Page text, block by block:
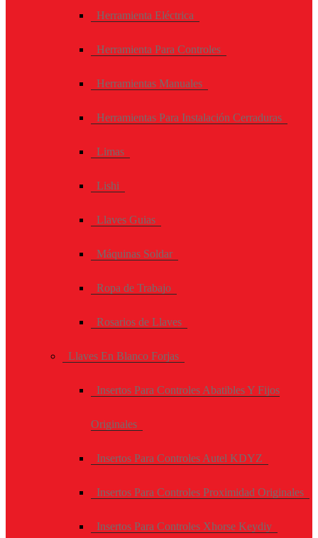
Herramienta Eléctrica
Herramienta Para Controles
Herramientas Manuales
Herramientas Para Instalación Cerraduras
Limas
Lishi
Llaves Guias
Máquinas Soldar
Ropa de Trabajo
Rosarios de Llaves
Llaves En Blanco Forjas
Insertos Para Controles Abatibles Y Fijos
Originales
Insertos Para Controles Autel KDYZ
Insertos Para Controles Proximidad Originales
Insertos Para Controles Xhorse Keydiy